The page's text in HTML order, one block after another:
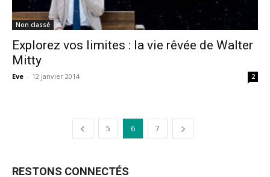
Non classé
Explorez vos limites : la vie rêvée de Walter
Mitty
Eve - 12 janvier 2014 2
5 6 7
RESTONS CONNECTÉS